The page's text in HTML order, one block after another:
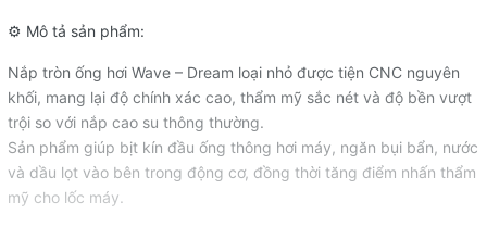
⚙️ Mô tả sản phẩm:
Nắp tròn ống hơi Wave – Dream loại nhỏ được tiện CNC nguyên
khối, mang lại độ chính xác cao, thẩm mỹ sắc nét và độ bền vượt
trội so với nắp cao su thông thường.
Sản phẩm giúp bịt kín đầu ống thông hơi máy, ngăn bụi bẩn, nước
và dầu lọt vào bên trong động cơ, đồng thời tăng điểm nhấn thẩm
mỹ cho lốc máy.